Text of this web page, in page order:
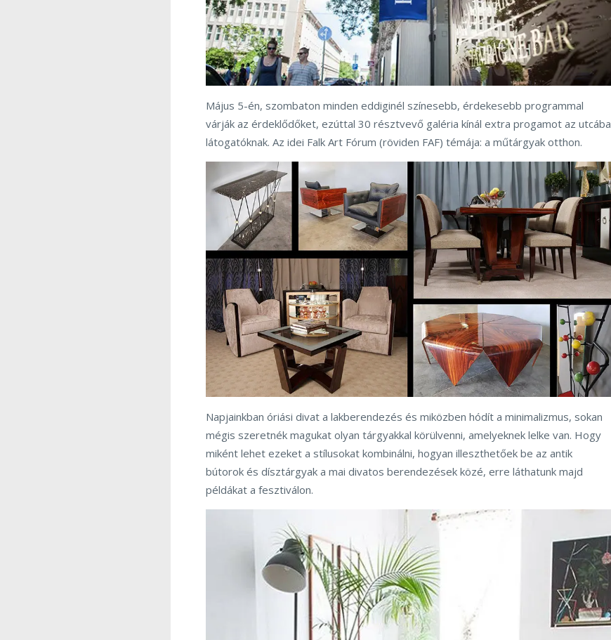
Május 5-én, szombaton minden eddiginél színesebb, érdekesebb programmal
várják az érdeklődőket, ezúttal 30 résztvevő galéria kínál extra progamot az utcába
látogatóknak. Az idei Falk Art Fórum (röviden FAF) témája: a műtárgyak otthon.
Napjainkban óriási divat a lakberendezés és miközben hódít a minimalizmus, sokan
mégis szeretnék magukat olyan tárgyakkal körülvenni, amelyeknek lelke van. Hogy
miként lehet ezeket a stílusokat kombinálni, hogyan illeszthetőek be az antik
bútorok és dísztárgyak a mai divatos berendezések közé, erre láthatunk majd
példákat a fesztiválon.